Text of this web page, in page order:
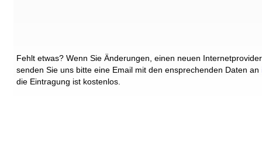
Fehlt etwas? Wenn Sie Änderungen, einen neuen
senden Sie uns bitte eine Email mit den ensprechenden Daten an
die Eintragung ist kostenlos.